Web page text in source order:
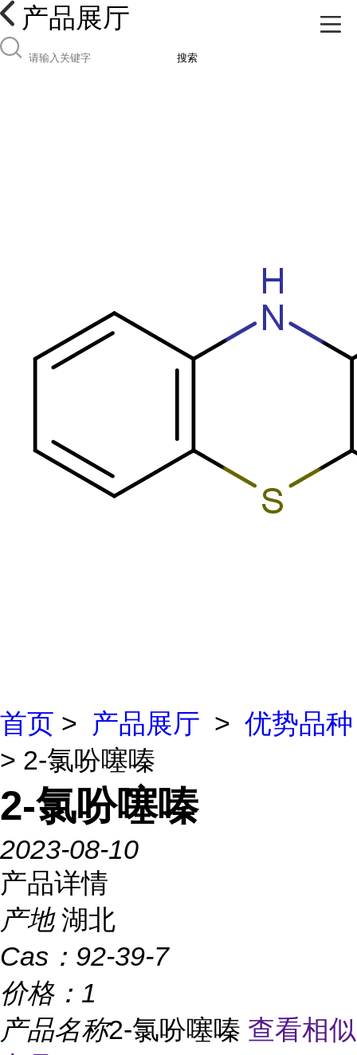
产品展厅
搜索
首页 > 产品展厅 > 优势品种
> 2-氯吩噻嗪
2-氯吩噻嗪
2023-08-10
产品详情
产地 湖北
Cas： 92-39-7
价格： 1
产品名称2-氯吩噻嗪 查看相似